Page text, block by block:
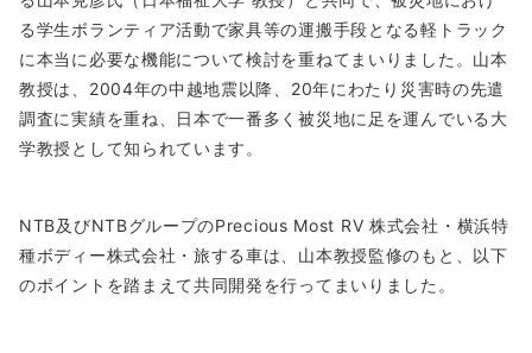
る学生ボランティア活動で家具等の運搬手段となる軽トラック
に本当に必要な機能について検討を重ねてまいりました。山本
教授は、2004年の中越地震以降、20年にわたり災害時の先遣
調査に実績を重ね、日本で一番多く被災地に足を運んでいる大
学教授として知られています。
NTB及びNTBグループのPrecious Most RV 株式会社・横浜特
種ボディー株式会社・旅する車は、山本教授監修のもと、以下
のポイントを踏まえて共同開発を行ってまいりました。